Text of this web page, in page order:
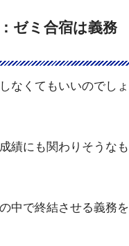
ゼミ合宿は義務
なくてもいいのでしょ
績にも関わりそうなも
中で終結させる義務を